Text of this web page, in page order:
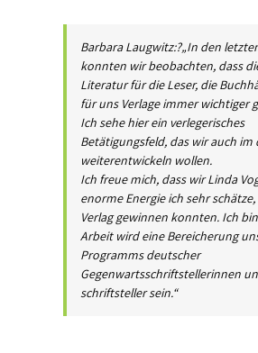
Barbara Laugwitz:?„In den
konnten wir beobachten, dass
Literatur für die Leser, die
für uns Verlage immer wichtiger
Ich sehe hier ein verlegerisches
Betätigungsfeld, das wir auch im
weiterentwickeln wollen.
Ich freue mich, dass wir Linda
enorme Energie ich sehr
Verlag gewinnen konnten. Ich
Arbeit wird eine Bereicherung
Programms deutscher
Gegenwartsschriftstellerinnen
schriftsteller sein.“